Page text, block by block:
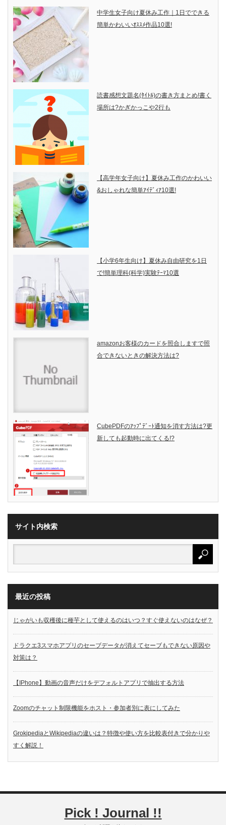
中学生女子向け夏休み工作｜1日でできる
簡単かわいいｵｽｽﾒ作品10選!
読書感想文題名(ﾀｲﾄﾙ)の書き方まとめ!書く
場所は?かぎかっこや2行も
【高学年女子向け】夏休み工作のかわいい
&おしゃれな簡単ｱｲﾃﾞｨｱ10選!
【小学6年生向け】夏休み自由研究を1日
で!簡単理科(科学)実験ﾃｰﾏ10選
amazonお客様のカードを照合しますで照
合できないときの解決方法は?
CubePDFのｱｯﾌﾟﾃﾞｰﾄ通知を消す方法は?更
新しても起動時に出てくる!?
サイト内検索
最近の投稿
じゃがいも収穫後に種芋として使えるのはいつ？すぐ使えないのはなぜ？
ドラクエ3スマホアプリのセーブデータが消えてセーブもできない原因や
対策は？
【IPhone】動画の音声だけをデフォルトアプリで抽出する方法
Zoomのチャット制限機能をホスト・参加者別に表にしてみた
GrokipediaとWikipediaの違いは？特徴や使い方を比較表付きで分かりや
すく解説！
Pick ! Journal !!